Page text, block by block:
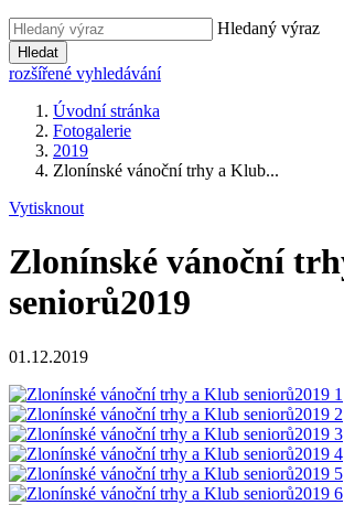
Hledaný výraz
Hledat
rozšířené vyhledávání
Úvodní stránka
Fotogalerie
2019
Zlonínské vánoční trhy a Klub...
Vytisknout
Zlonínské vánoční
seniorů2019
01.12.2019